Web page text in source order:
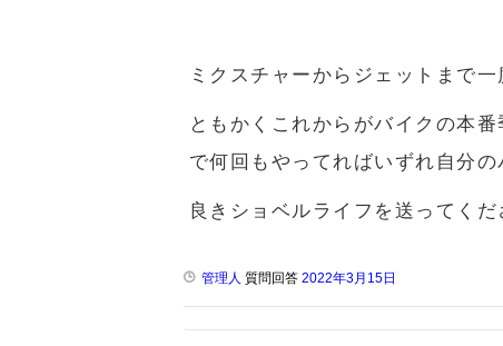
ミクスチャーからジェットまで
ともかくこれからがバイクの本
で何回もやってればいずれ自分
良きショベルライフを送ってくだ
管理人 質問回答 2022年3月15日